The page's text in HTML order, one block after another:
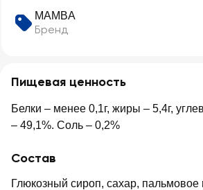
MAMBA
Бренд
Пищевая ценность
Белки – менее 0,1г, жиры – 5,4г,
– 49,1%. Соль – 0,2%
Состав
Глюкозный сироп, сахар, пальмовое